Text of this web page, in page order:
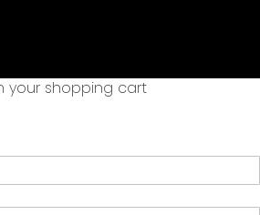
your shopping cart